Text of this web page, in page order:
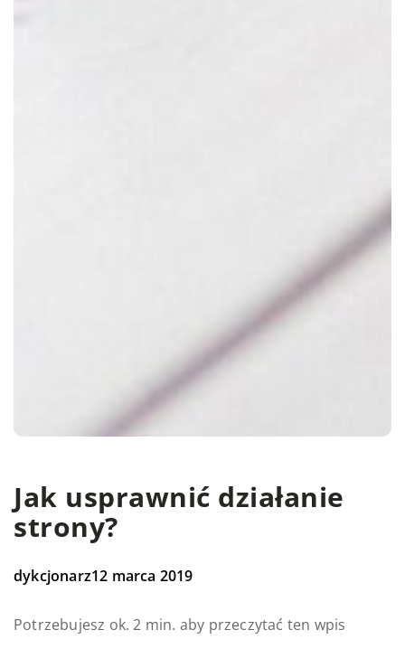
Jak usprawnić działanie
strony?
dykcjonarz12 marca 2019
Potrzebujesz ok. 2 min. aby przeczytać ten wpis